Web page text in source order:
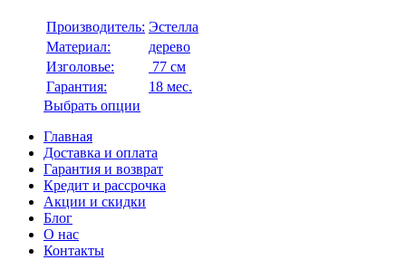
Производитель: Эстелла
Материал:
дерево
Изголовье:
77 см
Гарантия:
18 мес.
Выбрать опции
Главная
Доставка и оплата
Гарантия и возврат
Кредит и рассрочка
Акции и скидки
Блог
О нас
Контакты